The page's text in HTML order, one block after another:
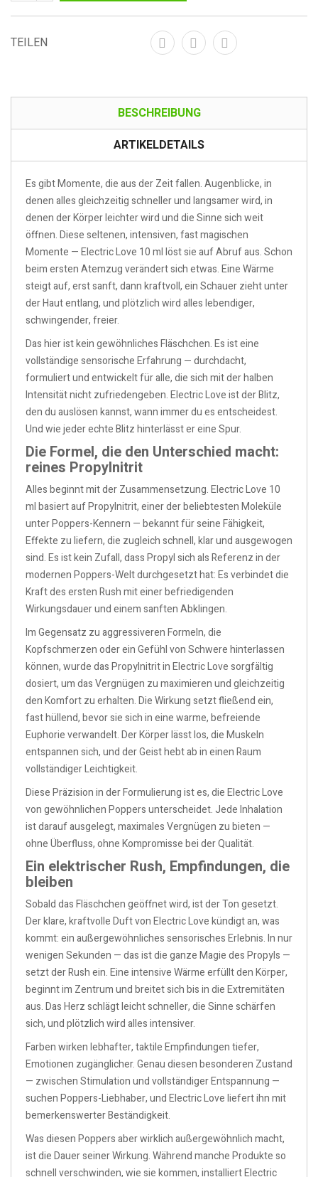
TEILEN
BESCHREIBUNG
ARTIKELDETAILS
Es gibt Momente, die aus der Zeit fallen. Augenblicke, in
denen alles gleichzeitig schneller und langsamer wird, in
denen der Körper leichter wird und die Sinne sich weit
öffnen. Diese seltenen, intensiven, fast magischen
Momente — Electric Love 10 ml löst sie auf Abruf aus. Schon
beim ersten Atemzug verändert sich etwas. Eine Wärme
steigt auf, erst sanft, dann kraftvoll, ein Schauer zieht unter
der Haut entlang, und plötzlich wird alles lebendiger,
schwingender, freier.
Das hier ist kein gewöhnliches Fläschchen. Es ist eine
vollständige sensorische Erfahrung — durchdacht,
formuliert und entwickelt für alle, die sich mit der halben
Intensität nicht zufriedengeben. Electric Love ist der Blitz,
den du auslösen kannst, wann immer du es entscheidest.
Und wie jeder echte Blitz hinterlässt er eine Spur.
Die Formel, die den Unterschied macht:
reines Propylnitrit
Alles beginnt mit der Zusammensetzung. Electric Love 10
ml basiert auf Propylnitrit, einer der beliebtesten Moleküle
unter Poppers-Kennern — bekannt für seine Fähigkeit,
Effekte zu liefern, die zugleich schnell, klar und ausgewogen
sind. Es ist kein Zufall, dass Propyl sich als Referenz in der
modernen Poppers-Welt durchgesetzt hat: Es verbindet die
Kraft des ersten Rush mit einer befriedigenden
Wirkungsdauer und einem sanften Abklingen.
Im Gegensatz zu aggressiveren Formeln, die
Kopfschmerzen oder ein Gefühl von Schwere hinterlassen
können, wurde das Propylnitrit in Electric Love sorgfältig
dosiert, um das Vergnügen zu maximieren und gleichzeitig
den Komfort zu erhalten. Die Wirkung setzt fließend ein,
fast hüllend, bevor sie sich in eine warme, befreiende
Euphorie verwandelt. Der Körper lässt los, die Muskeln
entspannen sich, und der Geist hebt ab in einen Raum
vollständiger Leichtigkeit.
Diese Präzision in der Formulierung ist es, die Electric Love
von gewöhnlichen Poppers unterscheidet. Jede Inhalation
ist darauf ausgelegt, maximales Vergnügen zu bieten —
ohne Überfluss, ohne Kompromisse bei der Qualität.
Ein elektrischer Rush, Empfindungen, die
bleiben
Sobald das Fläschchen geöffnet wird, ist der Ton gesetzt.
Der klare, kraftvolle Duft von Electric Love kündigt an, was
kommt: ein außergewöhnliches sensorisches Erlebnis. In nur
wenigen Sekunden — das ist die ganze Magie des Propyls —
setzt der Rush ein. Eine intensive Wärme erfüllt den Körper,
beginnt im Zentrum und breitet sich bis in die Extremitäten
aus. Das Herz schlägt leicht schneller, die Sinne schärfen
sich, und plötzlich wird alles intensiver.
Farben wirken lebhafter, taktile Empfindungen tiefer,
Emotionen zugänglicher. Genau diesen besonderen Zustand
— zwischen Stimulation und vollständiger Entspannung —
suchen Poppers-Liebhaber, und Electric Love liefert ihn mit
bemerkenswerter Beständigkeit.
Was diesen Poppers aber wirklich außergewöhnlich macht,
ist die Dauer seiner Wirkung. Während manche Produkte so
schnell verschwinden, wie sie kommen, installiert Electric